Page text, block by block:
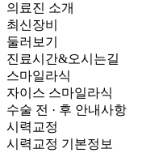
의료진 소개
최신장비
둘러보기
진료시간&오시는길
스마일라식
자이스 스마일라식
수술 전 · 후 안내사항
시력교정
시력교정 기본정보